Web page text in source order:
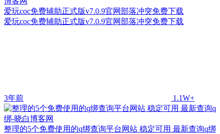
爱玩coc免费辅助正式版v7.0.9官网部落冲突免费下载
爱玩coc免费辅助正式版v7.0.9官网部落冲突免费下载
3年前 1.1W+
整理的5个免费使用的q绑查询平台网站 稳定可用 最新查询q绑